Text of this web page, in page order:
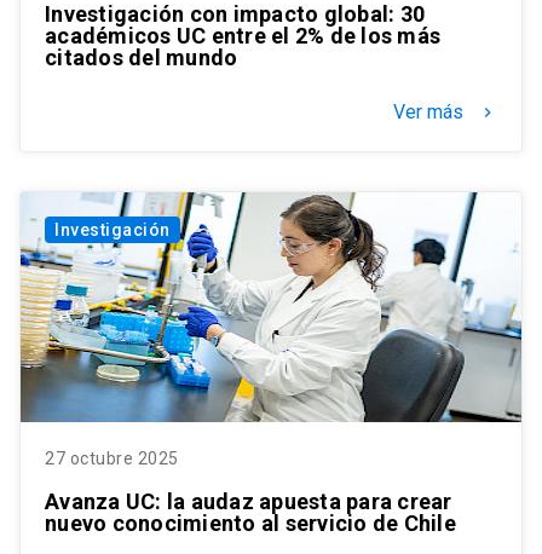
Investigación con impacto global: 30
académicos UC entre el 2% de los más
citados del mundo
Ver más keyboard_arrow_right
Investigación
27 octubre 2025
Avanza UC: la audaz apuesta para crear
nuevo conocimiento al servicio de Chile